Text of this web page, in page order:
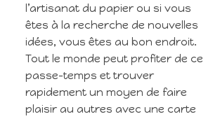
l’artisanat du papier ou si vous
êtes à la recherche de nouvelles
idées, vous êtes au bon endroit.
Tout le monde peut profiter de ce
passe-temps et trouver
rapidement un moyen de faire
plaisir au autres avec une carte